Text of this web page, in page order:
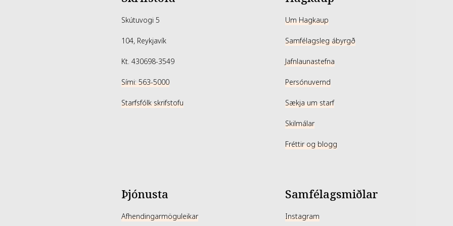
Skútuvogi 5
104, Reykjavík
Kt. 430698-3549
Sími: 563-5000
Starfsfólk skrifstofu
Um Hagkaup
Samfélagsleg ábyrgð
Jafnlaunastefna
Persónuvernd
Sækja um starf
Skilmálar
Fréttir og blogg
Þjónusta
Afhendingarmöguleikar
Samfélagsmiðlar
Instagram